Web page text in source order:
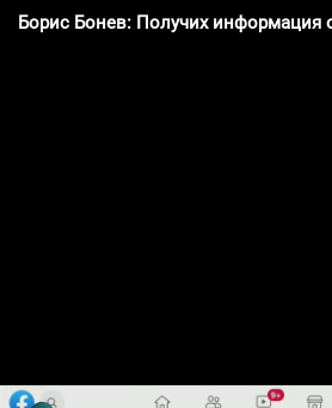
Борис Бонев: Получих информация